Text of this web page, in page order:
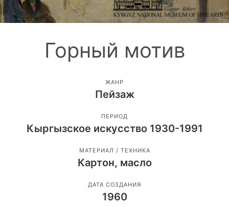
Горный мотив
ЖАНР
Пейзаж
ПЕРИОД
Кыргызское искусство 1930-1991
МАТЕРИАЛ / ТЕХНИКА
Картон, масло
ДАТА СОЗДАНИЯ
1960